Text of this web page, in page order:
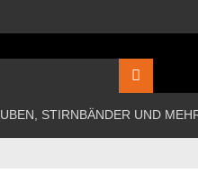
STIRNBÄNDER UND